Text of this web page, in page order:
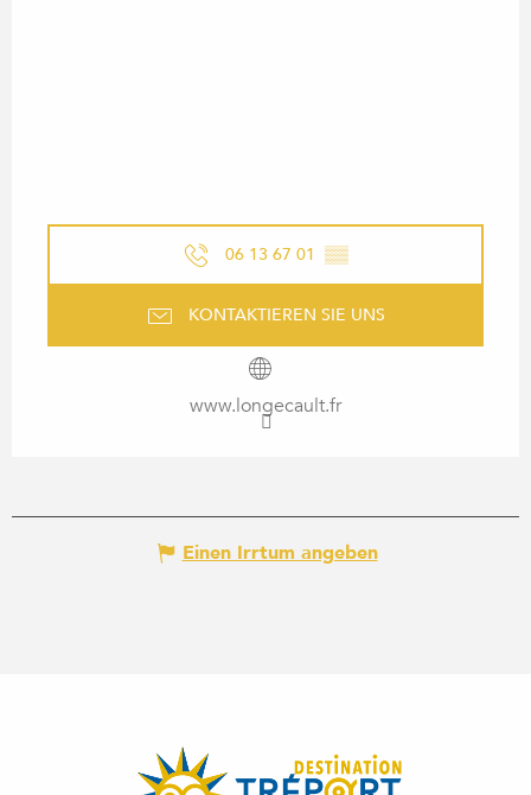
06 13 67 01 ▒▒
KONTAKTIEREN SIE UNS
www.longecault.fr
Einen Irrtum angeben